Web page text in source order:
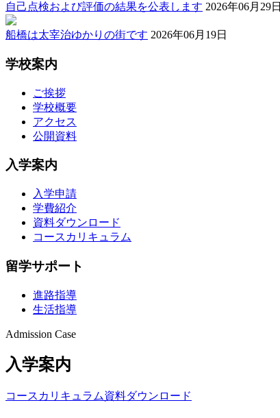
自己点検および評価の結果を公表します 2026年06月29日
船橋は太宰治ゆかりの街です 2026年06月19日
学校案内
ご挨拶
学校概要
アクセス
公開資料
入学案内
入学申請
学費紹介
資料ダウンロード
コースカリキュラム
留学サポート
進路指導
生活指導
Admission Case
入学案内
コースカリキュラム資料ダウンロード